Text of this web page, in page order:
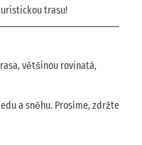
trasu!
většinou rovinatá,
a sněhu. Prosíme, zdržte